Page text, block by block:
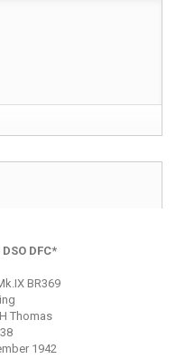
DFC*
BR369
Thomas
1942